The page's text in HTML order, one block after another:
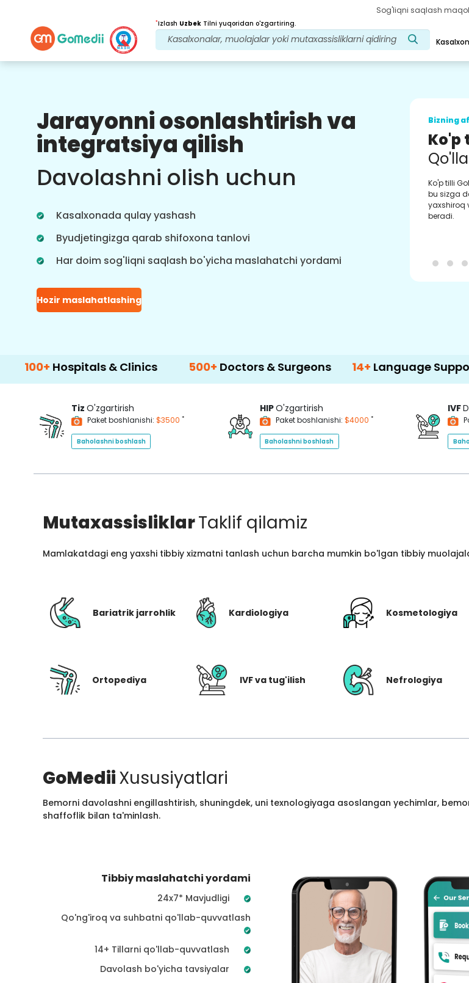
Sog'liqni saqlash
*Izlash Uzbek Tilni yuqoridan o'zgartiring.
Jarayonni osonlashtirish va
integratsiya qilish
Davolashni olish uchun
Kasalxonada qulay yashash
Byudjetingizga qarab shifoxona tanlovi
Har doim sog'liqni saqlash bo'yicha maslahatchi yordami
Hozir maslahatlashing
Bizning afzalliklarimiz
Onlayn video
Maslahatlar
Sog'liqni saqlash tajribasini yaxshilash
bilan onlayn maslahat.
Bizning
Ko'p
Ko'p tilli
bu sizga
yaxshiroq
beradi.
& Clinics 500+Doctors & Surgeons 14+Language Support
Tiz O'zgartirish
Paket boshlanishi: $3500 *
Baholashni boshlash
HIPO'zgartirish
Paket boshlanishi: $4000 *
Baholashni boshlash
IVF
MutaxassisliklarTaklif qilamiz
Mamlakatdagi eng yaxshi tibbiy xizmatni tanlash uchun barcha mumkin bo'lgan tibbiy
Bariatrik jarrohlik Kardiologiya Kosmetologiya
Ortopediya IVF va tug'ilish Nefrologiya
GoMediiXususiyatlari
Bemorni davolashni engillashtirish, shuningdek, uni texnologiyaga asoslangan yechimlar,
shaffoflik bilan ta'minlash.
Tibbiy maslahatchi yordami
24x7* Mavjudligi
Qo'ng'iroq va suhbatni qo'llab-quvvatlash
14+ Tillarni qo'llab-quvvatlash
Davolash bo'yicha tavsiyalar